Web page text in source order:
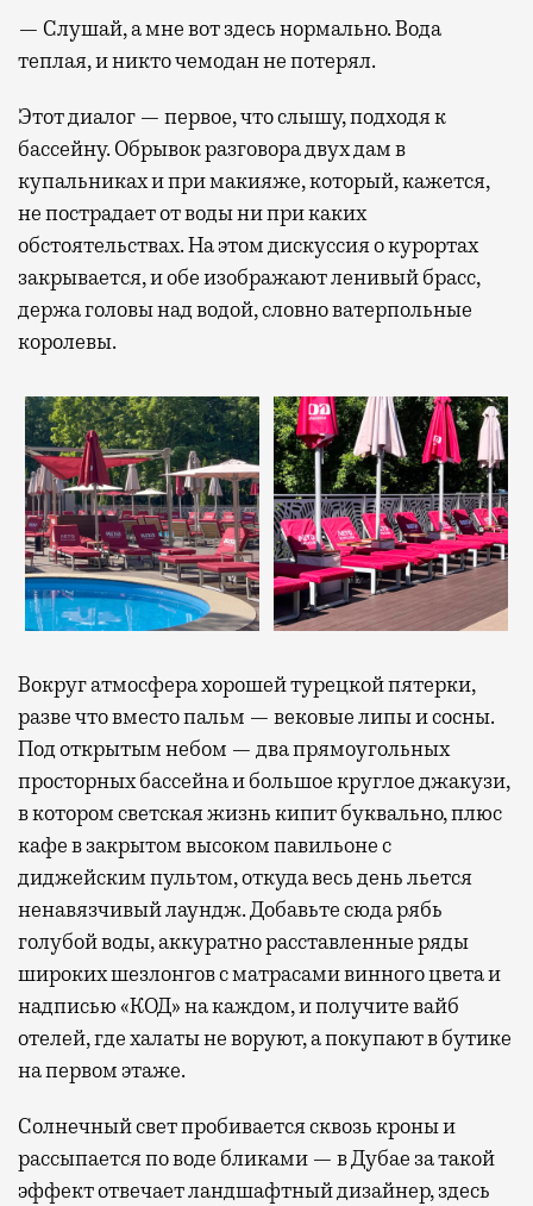
— Слушай, а мне вот здесь нормально. Вода
теплая, и никто чемодан не потерял.
Этот диалог — первое, что слышу, подходя к
бассейну. Обрывок разговора двух дам в
купальниках и при макияже, который, кажется,
не пострадает от воды ни при каких
обстоятельствах. На этом дискуссия о курортах
закрывается, и обе изображают ленивый брасс,
держа головы над водой, словно ватерпольные
королевы.
Вокруг атмосфера хорошей турецкой пятерки,
разве что вместо пальм — вековые липы и сосны.
Под открытым небом — два прямоугольных
просторных бассейна и большое круглое джакузи,
в котором светская жизнь кипит буквально, плюс
кафе в закрытом высоком павильоне с
диджейским пультом, откуда весь день льется
ненавязчивый лаундж. Добавьте сюда рябь
голубой воды, аккуратно расставленные ряды
широких шезлонгов с матрасами винного цвета и
надписью «КОД» на каждом, и получите вайб
отелей, где халаты не воруют, а покупают в бутике
на первом этаже.
Солнечный свет пробивается сквозь кроны и
рассыпается по воде бликами — в Дубае за такой
эффект отвечает ландшафтный дизайнер, здесь